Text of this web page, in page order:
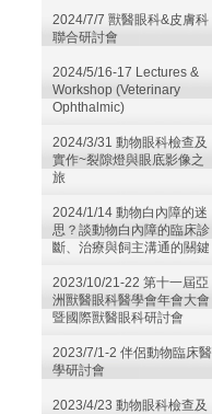
2024/7/7 獸醫眼科&皮膚科
聯合研討會
2024/5/16-17 Lectures &
Workshop (Veterinary
Ophthalmic)
2024/3/31 動物眼科檢查及
實作~裂隙燈與眼底影像之
旅
2024/1/14 動物白內障的迷
思？談動物白內障的臨床診
斷、治療與飼主溝通的關鍵
2023/10/21-22 第十一屆亞
洲獸醫眼科醫學會年會大會
暨國際獸醫眼科研討會
2023/7/1-2 伴侶動物臨床醫
學研討會
2023/4/23 動物眼科檢查及